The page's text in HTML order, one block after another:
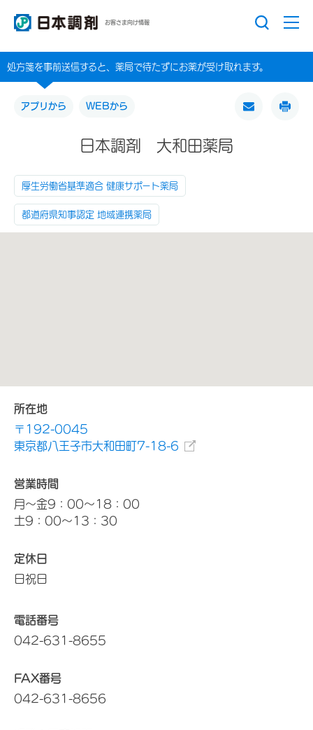
お客さま向け情報
処方箋を事前送信すると、薬局で待たずにお薬が受け取れます。
アプリから WEBから
日本調剤 大和田薬局
厚生労働省基準適合 健康サポート薬局
都道府県知事認定 地域連携薬局
所在地
〒192-0045
東京都八王子市大和田町7-18-6
営業時間
月～金9：00～18：00
土9：00～13：30
定休日
日祝日
電話番号
042-631-8655
FAX番号
042-631-8656